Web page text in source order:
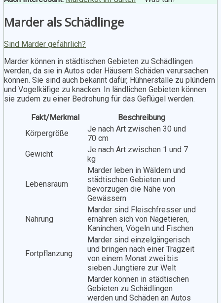
Marder als Schädlinge
Sind Marder gefährlich?
Marder können in städtischen Gebieten zu Schädlingen
werden, da sie in Autos oder Häusern Schäden verursachen
können. Sie sind auch bekannt dafür, Hühnerställe zu plündern
und Vogelkäfige zu knacken. In ländlichen Gebieten können
sie zudem zu einer Bedrohung für das Geflügel werden.
Fakt/Merkmal
Beschreibung
Körpergröße
Je nach Art zwischen 30 und
70 cm
Gewicht
Je nach Art zwischen 1 und 7
kg
Lebensraum
Marder leben in Wäldern und
städtischen Gebieten und
bevorzugen die Nähe von
Gewässern
Nahrung
Marder sind Fleischfresser und
ernähren sich von Nagetieren,
Kaninchen, Vögeln und Fischen
Fortpflanzung
Marder sind einzelgängerisch
und bringen nach einer Tragzeit
von einem Monat zwei bis
sieben Jungtiere zur Welt
Marder können in städtischen
Gebieten zu Schädlingen
werden und Schäden an Autos